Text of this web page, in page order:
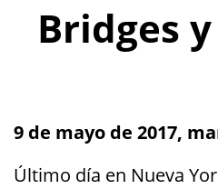
Bridges
9 de mayo de 2017,
Último día en Nueva